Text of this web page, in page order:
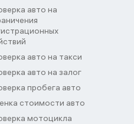
авто на
авто на такси
авто на залог
пробега авто
стоимости авто
мотоцикла